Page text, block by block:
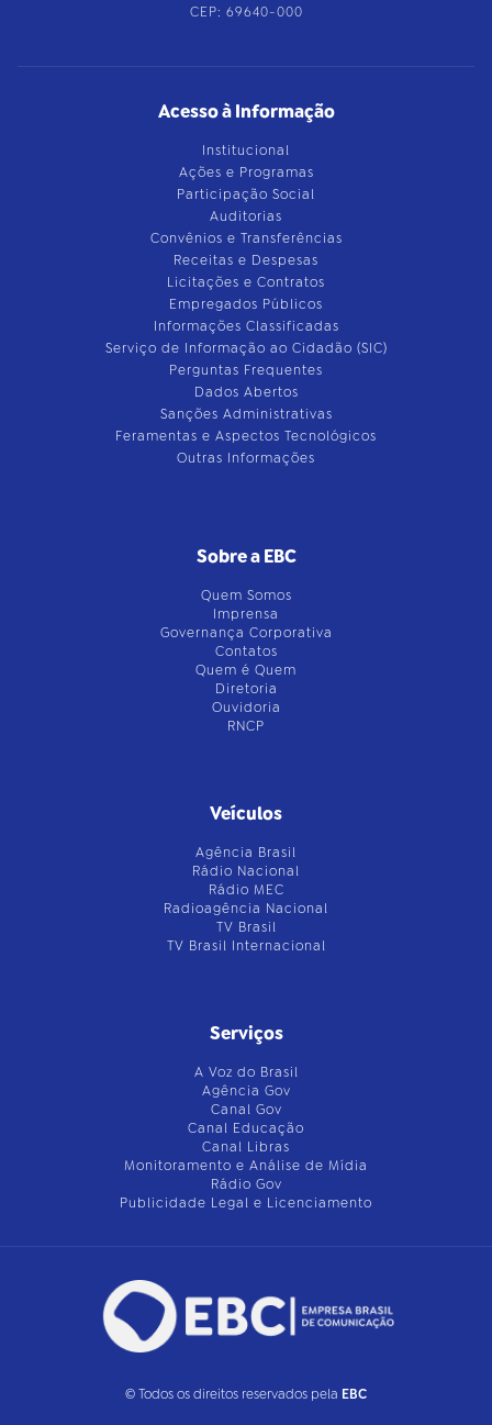
CEP: 69640-000
Acesso à Informação
Institucional
Ações e Programas
Participação Social
Auditorias
Convênios e Transferências
Receitas e Despesas
Licitações e Contratos
Empregados Públicos
Informações Classificadas
Serviço de Informação ao Cidadão (SIC)
Perguntas Frequentes
Dados Abertos
Sanções Administrativas
Feramentas e Aspectos Tecnológicos
Outras Informações
Sobre a EBC
Quem Somos
Imprensa
Governança Corporativa
Contatos
Quem é Quem
Diretoria
Ouvidoria
RNCP
Veículos
Agência Brasil
Rádio Nacional
Rádio MEC
Radioagência Nacional
TV Brasil
TV Brasil Internacional
Serviços
A Voz do Brasil
Agência Gov
Canal Gov
Canal Educação
Canal Libras
Monitoramento e Análise de Mídia
Rádio Gov
Publicidade Legal e Licenciamento
© Todos os direitos reservados pela EBC